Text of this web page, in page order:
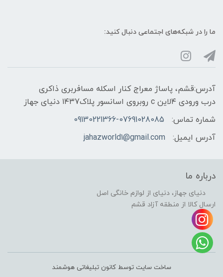
ما را در شبکه‌های اجتماعی دنبال کنید:
آدرس:قشم، پاساژ معراج کنار اسکله مسافربری ذاکری
درب ورودی ۴لاین c روبروی اسانسور پلاک۱۴۳7 دنیای جهاز
شماره تماس:
09130221366-07691028085
آدرس ایمیل:
jahazworld1@gmail.com
درباره ما
دنیای جهاز، دنیای از لوازم خانگی اصل
ارسال کالا از منطقه آزاد قشم
ساخت سایت توسط کانون تبلیغاتی هوشمند